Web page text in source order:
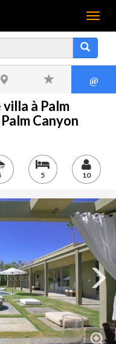
Menu
@
à Palm
Canyon
5 10
Next